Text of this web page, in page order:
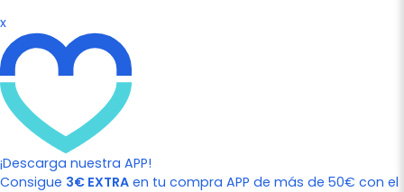
x
¡Descarga nuestra APP!
Consigue 3€ EXTRA en tu compra APP de más de 50€ con el